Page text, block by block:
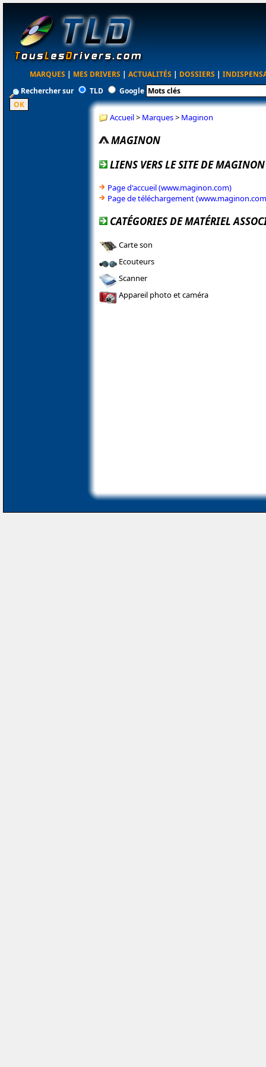
MARQUES | MES DRIVERS | ACTUALITÉS | DOSSIERS |
Rechercher sur
TLD Google
Accueil> Marques> Maginon
MAGINON
LIENS VERS LE SITE DE MAGINON
Page d'accueil (www.maginon.com)
Page de téléchargement
CATÉGORIES DE MATÉRIEL
Carte son
Ecouteurs
Scanner
Appareil photo et caméra